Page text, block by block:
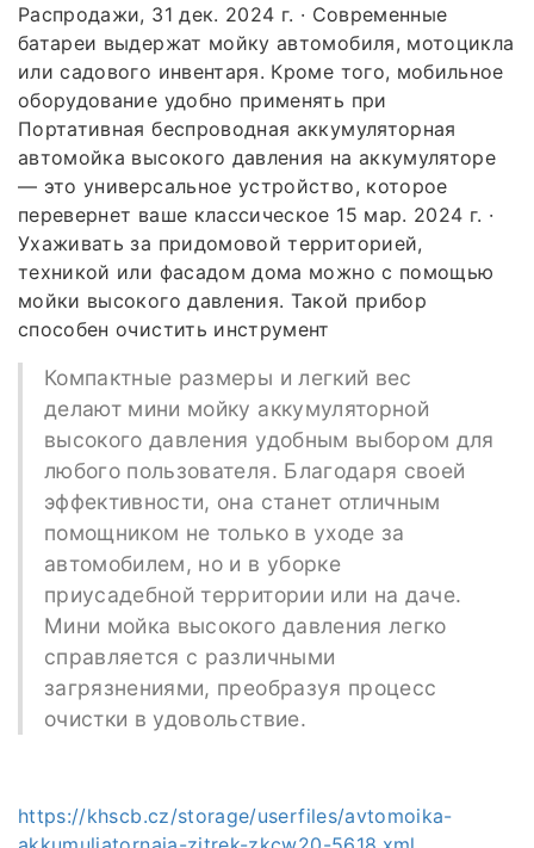
Распродажи, 31 дек. 2024 г. · Современные
батареи выдержат мойку автомобиля, мотоцикла
или садового инвентаря. Кроме того, мобильное
оборудование удобно применять при
Портативная беспроводная аккумуляторная
автомойка высокого давления на аккумуляторе
— это универсальное устройство, которое
перевернет ваше классическое 15 мар. 2024 г. ·
Ухаживать за придомовой территорией,
техникой или фасадом дома можно с помощью
мойки высокого давления. Такой прибор
способен очистить инструмент
Компактные размеры и легкий вес
делают мини мойку аккумуляторной
высокого давления удобным выбором для
любого пользователя. Благодаря своей
эффективности, она станет отличным
помощником не только в уходе за
автомобилем, но и в уборке
приусадебной территории или на даче.
Мини мойка высокого давления легко
справляется с различными
загрязнениями, преобразуя процесс
очистки в удовольствие.
https://khscb.cz/storage/userfiles/avtomoika-